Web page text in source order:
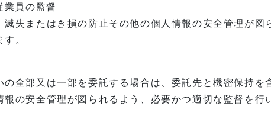
業員の監督
滅失またはき損の防止その他の個人情報の安全管理が
。
の全部又は一部を委託する場合は、委託先と機密保持
の安全管理が図られるよう、必要かつ適切な監督を行